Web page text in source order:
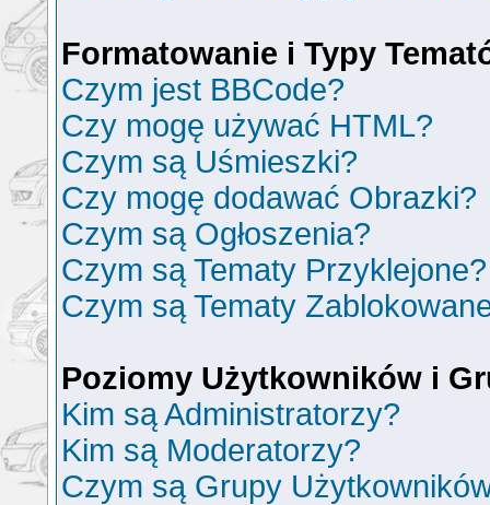
Formatowanie i Typy
Czym jest BBCode?
Czy mogę używać HTML?
Czym są Uśmieszki?
Czy mogę dodawać Obrazki?
Czym są Ogłoszenia?
Czym są Tematy Przyklejone?
Czym są Tematy
Poziomy Użytkowników i
Kim są Administratorzy?
Kim są Moderatorzy?
Czym są Grupy